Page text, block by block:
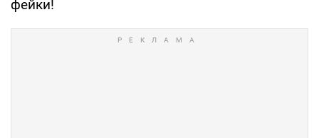
фейки!